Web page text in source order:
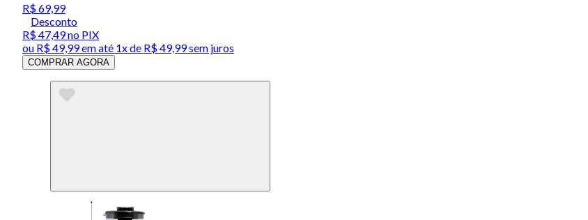
R$ 69,99
Desconto
R$ 47,49no PIX
ou R$ 49,99em até 1x de R$ 49,99sem juros
COMPRAR AGORA